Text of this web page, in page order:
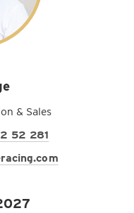
& Sales
52 281